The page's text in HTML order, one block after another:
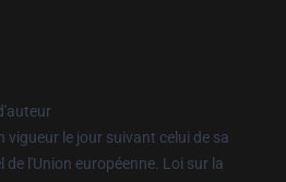
vigueur le jour suivant celui de sa
l'Union européenne. Loi sur la